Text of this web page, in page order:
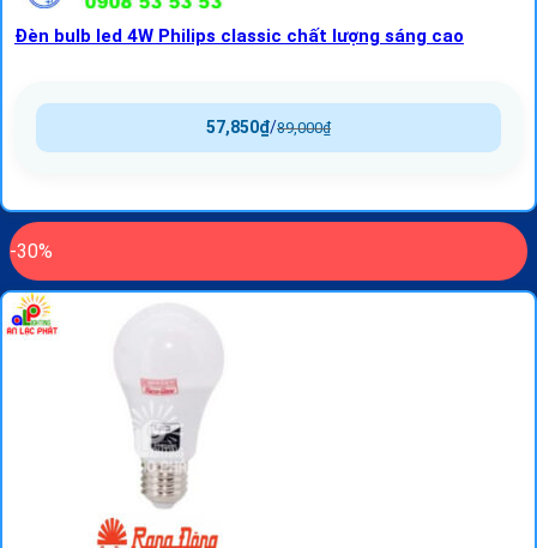
Đèn bulb led 4W Philips classic chất lượng sáng cao
89,000₫
/
57,850₫
-30%